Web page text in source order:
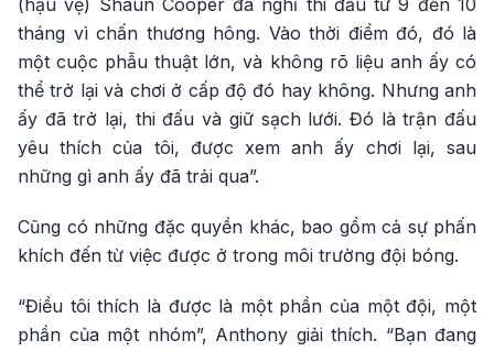
(hậu vệ) Shaun Cooper đã nghỉ thi đấu từ 9 đến 10
tháng vì chấn thương hông. Vào thời điểm đó, đó là
một cuộc phẫu thuật lớn, và không rõ liệu anh ấy có
thể trở lại và chơi ở cấp độ đó hay không. Nhưng anh
ấy đã trở lại, thi đấu và giữ sạch lưới. Đó là trận đấu
yêu thích của tôi, được xem anh ấy chơi lại, sau
những gì anh ấy đã trải qua”.
Cũng có những đặc quyền khác, bao gồm cả sự phấn
khích đến từ việc được ở trong môi trường đội bóng.
“Điều tôi thích là được là một phần của một đội, một
phần của một nhóm”, Anthony giải thích. “Bạn đang